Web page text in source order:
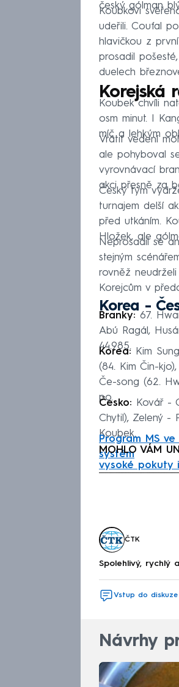
český gólman
Koubkovi
udeřili. Coufal
hlavičkou z
prosadil
duelech
Korejská
Koubek chvíli
osm minut. I
míč a lehkým
Vrátit vedení
ale pohyboval
vyrovnávací
akci přesně za
Český tým
turnajem delší
před utkáním.
Hložek, ale
Neprosadil se
stejným
rovněž
Korejcům v
Korea -
Branky: 67.
Abú Ragál,
44.985.
Korea: Kim
(84. Kim Čin-
Če-song (62.
po.
Česko: Kovář -
Chytil), Zelený -
Koubek.
Program MS
systém
MOHLO VÁM
vysoké pokuty
ČTK
Spolehlivý, rychlý
Vstup do diskuze
Návrhy